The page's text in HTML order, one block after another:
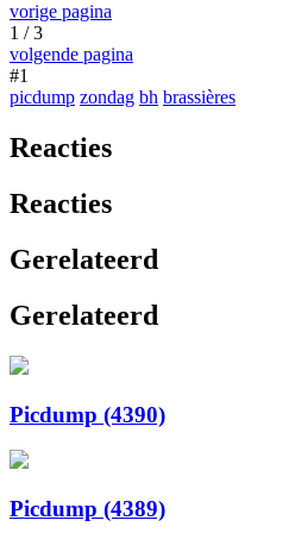
vorige pagina
1 / 3
volgende pagina
#1
picdump zondag bh brassières
Reacties
Reacties
Gerelateerd
Gerelateerd
Picdump (4390)
Picdump (4389)